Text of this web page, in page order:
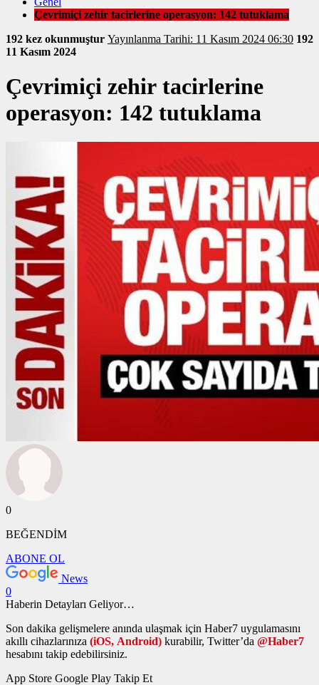
Çevrimiçi zehir tacirlerine operasyon: 142 tutuklama
192 kez okunmuştur
Yayınlanma Tarihi: 11 Kasım 2024 06:30 192
11 Kasım 2024
Çevrimiçi zehir tacirlerine
operasyon: 142 tutuklama
0
BEĞENDİM
ABONE OL
News
0
Haberin Detayları Geliyor…
Son dakika gelişmelere anında ulaşmak için Haber7 uygulamasını
akıllı cihazlarınıza (iOS, Android) kurabilir, Twitter’da @Haber7
hesabını takip edebilirsiniz.
App Store Google Play Takip Et